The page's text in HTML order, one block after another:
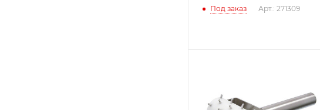
Под заказ Арт.: 271309